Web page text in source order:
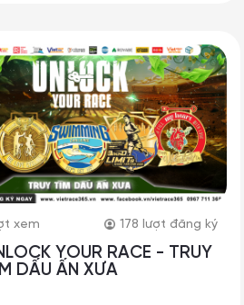
xem 178 lượt đăng ký
YOUR RACE - TRUY
DẤU ẤN XƯA